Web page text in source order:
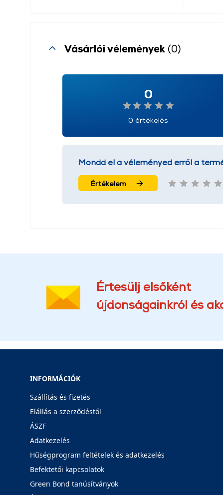
Vásárlói vélemények (0)
0
0 értékelés
Mondd el a véleményed erről a
Értékelem
Értesülj elsőként
újdonságainkról és
INFORMÁCIÓK
Szállítás és fizetés
Elállás a szerződéstől
ÁSZF
Adatkezelés
Hűségprogram feltételek és adatkezelés
Befektetői kapcsolatok
Green Bond tanúsítványok